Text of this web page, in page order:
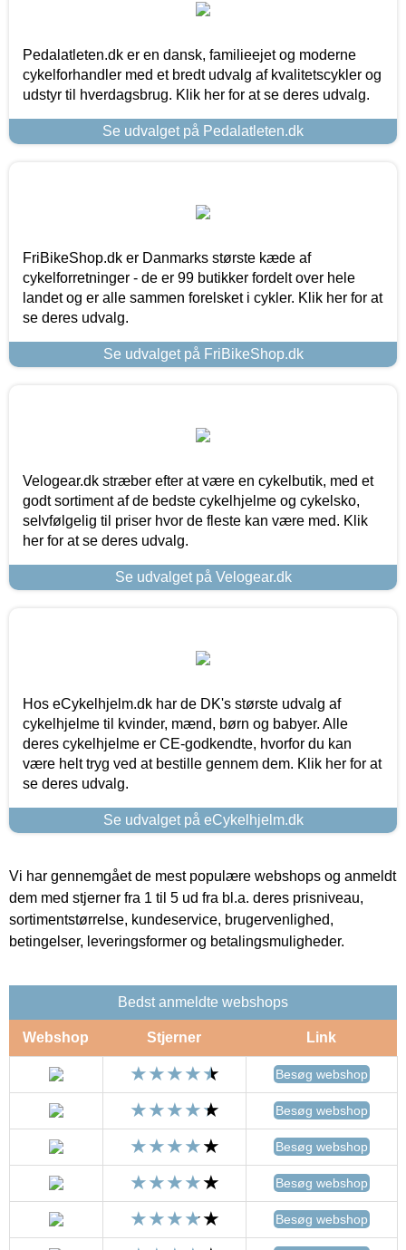
Pedalatleten.dk er en dansk, familieejet og moderne
cykelforhandler med et bredt udvalg af kvalitetscykler og
udstyr til hverdagsbrug. Klik her for at se deres udvalg.
Se udvalget på Pedalatleten.dk
FriBikeShop.dk er Danmarks største kæde af
cykelforretninger - de er 99 butikker fordelt over hele
landet og er alle sammen forelsket i cykler. Klik her for at
se deres udvalg.
Se udvalget på FriBikeShop.dk
Velogear.dk stræber efter at være en cykelbutik, med et
godt sortiment af de bedste cykelhjelme og cykelsko,
selvfølgelig til priser hvor de fleste kan være med. Klik
her for at se deres udvalg.
Se udvalget på Velogear.dk
Hos eCykelhjelm.dk har de DK's største udvalg af
cykelhjelme til kvinder, mænd, børn og babyer. Alle
deres cykelhjelme er CE-godkendte, hvorfor du kan
være helt tryg ved at bestille gennem dem. Klik her for at
se deres udvalg.
Se udvalget på eCykelhjelm.dk
Vi har gennemgået de mest populære webshops og anmeldt
dem med stjerner fra 1 til 5 ud fra bl.a. deres prisniveau,
sortimentstørrelse, kundeservice, brugervenlighed,
betingelser, leveringsformer og betalingsmuligheder.
Bedst anmeldte webshops
Webshop Stjerner Link
Besøg webshop
Besøg webshop
Besøg webshop
Besøg webshop
Besøg webshop